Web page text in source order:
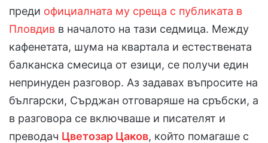
преди официалната му среща с публиката в
Пловдив в началото на тази седмица. Между
кафенетата, шума на квартала и естествената
балканска смесица от езици, се получи един
непринуден разговор. Аз задавах въпросите на
български, Сърджан отговаряше на сръбски, а
в разговора се включваше и писателят и
преводач Цветозар Цаков, който помагаше с